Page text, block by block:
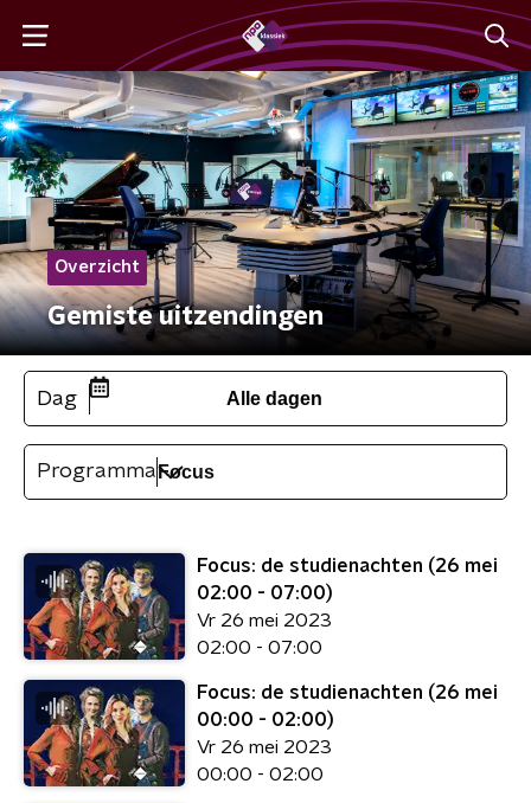
Overzicht
Gemiste uitzendingen
Dag Alle dagen
Programma
Focus: de studienachten (26 mei
02:00 - 07:00)
Vr 26 mei 2023
02:00 - 07:00
Focus: de studienachten (26 mei
00:00 - 02:00)
Vr 26 mei 2023
00:00 - 02:00